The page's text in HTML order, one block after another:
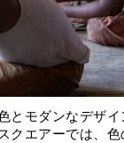
とモダンなデザ
クエアーでは、